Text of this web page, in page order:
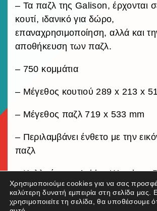
– Τα παζλ της Galison, έρχονται
κουτί, ιδανικό για δώρο,
επαναχρησιμοποίηση, αλλά και
αποθήκευση των παζλ.
– 750 κομμάτια
– Μέγεθος κουτιού 289 x 213 x
– Μέγεθος παζλ 719 x 533 mm
– Περιλαμβάνει ένθετο με την
παζλ
– Καλλιτέχνης: Ashley Woodson
Χρησιμοποιούμε cookies για να σας
καλύτερη δυνατή εμπειρία στη σελίδα μας.
χρησιμοποιείτε τη σελίδα, θα υποθέσουμε